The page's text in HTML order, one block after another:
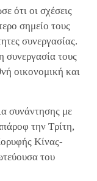
ότι οι σχέσεις
σημείο τους
συνεργασίας.
συνεργασία τους
οικονομική και
συνάντησης με
την Τρίτη,
Κίνας-
του